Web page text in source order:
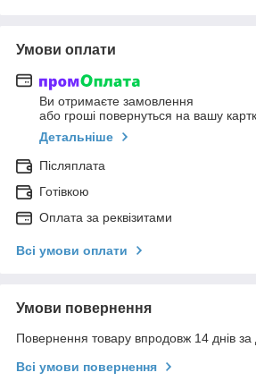
Умови оплати
Ви отримаєте замовлення
або гроші повернуться на вашу
Детальніше
Післяплата
Готівкою
Оплата за реквізитами
Всі умови оплати
Умови повернення
Повернення товару впродовж 14 днів за
Всі умови повернення